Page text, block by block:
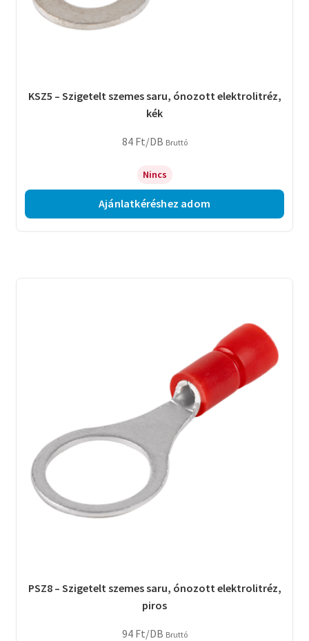
KSZ5 – Szigetelt szemes saru, ónozott elektrolitréz,
kék
84 Ft/DB Bruttó
Nincs
Ajánlatkéréshez adom
PSZ8 – Szigetelt szemes saru, ónozott elektrolitréz,
piros
94 Ft/DB Bruttó